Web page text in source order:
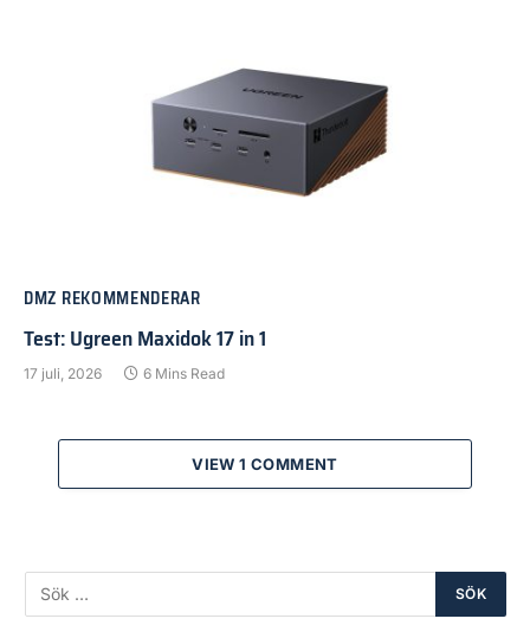
DMZ REKOMMENDERAR
Test: Ugreen Maxidok 17 in 1
17 juli, 2026 6 Mins Read
VIEW 1 COMMENT